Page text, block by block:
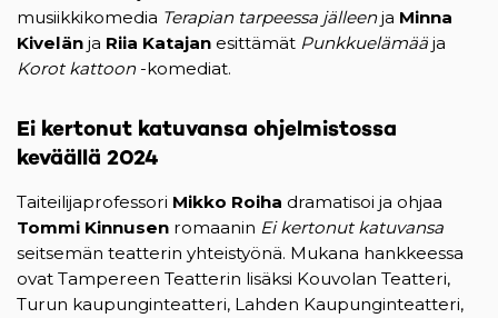
musiikkikomedia Terapian tarpeessa jälleenja Minna
Kivelän ja Riia Katajan esittämät Punkkuelämää ja
Korot kattoon-komediat.
Ei kertonut katuvansa ohjelmistossa
keväällä 2024
Taiteilijaprofessori Mikko Roiha dramatisoi ja ohjaa
Tommi Kinnusen romaanin Ei kertonut katuvansa
seitsemän teatterin yhteistyönä. Mukana hankkeessa
ovat Tampereen Teatterin lisäksi Kouvolan Teatteri,
Turun kaupunginteatteri, Lahden Kaupunginteatteri,